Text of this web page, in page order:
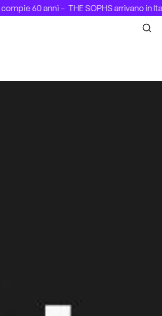
60 anni –THE SOPHS arrivano in